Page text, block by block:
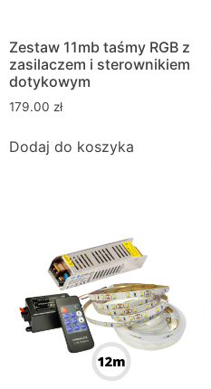
Zestaw 11mb taśmy RGB z
zasilaczem i sterownikiem
dotykowym
179.00 zł
Dodaj do koszyka